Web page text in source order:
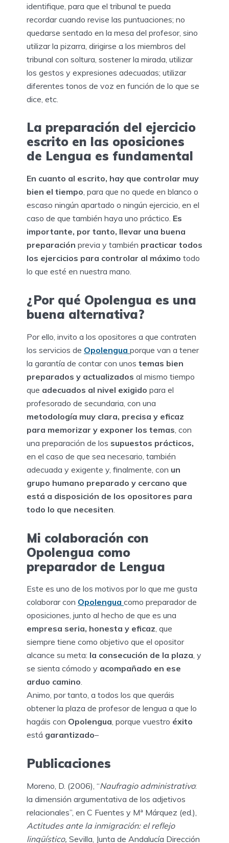
identifique, para que el tribunal te pueda
recordar cuando revise las puntuaciones; no
quedarse sentado en la mesa del profesor, sino
utilizar la pizarra, dirigirse a los miembros del
tribunal con soltura, sostener la mirada, utilizar
los gestos y expresiones adecuadas; utilizar
diferentes tonos de voz en función de lo que se
dice, etc.
La preparación del ejercicio
escrito en las oposiciones
de Lengua es fundamental
En cuanto al escrito, hay que controlar muy
bien el tiempo, para que no quede en blanco o
escaso ningún apartado o ningún ejercicio, en el
caso de que también haya uno práctico. Es
importante, por tanto, llevar una buena
preparación previa y también practicar todos
los ejercicios para controlar al máximo todo
lo que esté en nuestra mano.
¿Por qué Opolengua es una
buena alternativa?
Por ello, invito a los opositores a que contraten
los servicios de Opolengua porque van a tener
la garantía de contar con unos temas bien
preparados y actualizados al mismo tiempo
que adecuados al nivel exigido para el
profesorado de secundaria, con una
metodología muy clara, precisa y eficaz
para memorizar y exponer los temas , con
una preparación de los supuestos prácticos,
en el caso de que sea necesario, también
adecuada y exigente y, finalmente, con un
grupo humano preparado y cercano que
está a disposición de los opositores para
todo lo que necesiten
Mi colaboración con
Opolengua como
preparador de Lengua
Este es uno de los motivos por lo que me gusta
colaborar con Opolengua como preparador de
oposiciones, junto al hecho de que es una
empresa seria, honesta y eficaz, que
siempre tiene como objetivo que el opositor
alcance su meta: la consecución de la plaza, y
se sienta cómodo y acompañado en ese
arduo camino.
Animo, por tanto, a todos los que queráis
obtener la plaza de profesor de lengua a que lo
hagáis con Opolengua, porque vuestro éxito
está garantizado–
Publicaciones
Moreno, D. (2006), “Naufragio administrativo:
la dimensión argumentativa de los adjetivos
relacionales”, en C Fuentes y Mª Márquez (ed.),
Actitudes ante la inmigración: el reflejo
lingüístico, Sevilla, Junta de Andalucía Dirección